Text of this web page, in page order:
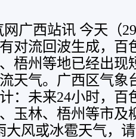
网广西站讯 今天（
对流回波生成，百
梧州等地已经出现
天气。广西区气象
：未来24小时，百
玉林、梧州等市及
大风或冰雹天气，